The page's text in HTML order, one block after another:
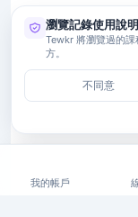
我的帳戶
瀏覽記錄使用說明
Tewkr 將瀏覽過的
方。
不同意